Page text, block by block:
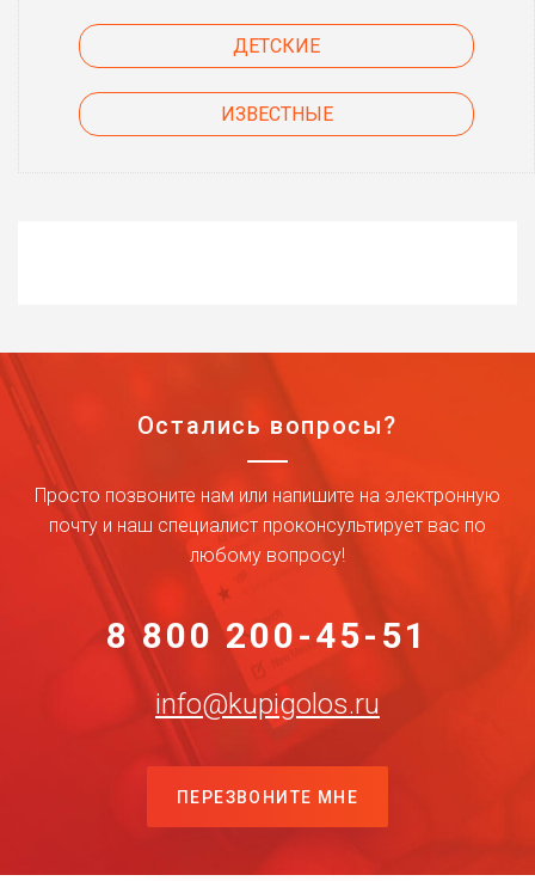
ДЕТСКИЕ
ИЗВЕСТНЫЕ
Остались вопросы?
Просто позвоните нам или напишите на электронную
почту и наш специалист проконсультирует вас по
любому вопросу!
8 800 200-45-51
info@kupigolos.ru
ПЕРЕЗВОНИТЕ МНЕ